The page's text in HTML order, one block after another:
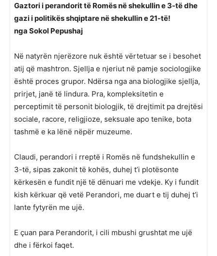
Gaztori i perandorit të Romës në shekullin e 3-të dhe
gazi i politikës shqiptare në shekullin e 21-të!
nga Sokol Pepushaj
Në natyrën njerëzore nuk është vërtetuar se i besohet
atij që mashtron. Sjellja e njeriut në pamje sociologjike
është proces grupor. Ndërsa nga ana biologjike sjellja,
prirjet, janë të lindura. Pra, kompleksitetin e
perceptimit të personit biologjik, të drejtimit pa drejtësi
sociale, racore, religjioze, seksuale apo tenike, bota
tashmë e ka lënë nëpër muzeume.
Claudi, perandori i rreptë i Romës në fundshekullin e
3-të, sipas zakonit të kohës, duhej t’i plotësonte
kërkesën e fundit një të dënuari me vdekje. Ky i fundit
kish kërkuar që vetë Perandori, me duart e tij duhej t’i
lante fytyrën me ujë.
E çuan para Perandorit, i cili mbushi grushtat me ujë
dhe i fërkoi faqet.